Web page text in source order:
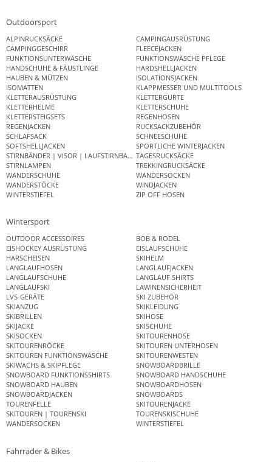
Outdoorsport
ALPINRUCKSÄCKE
CAMPINGAUSRÜSTUNG
CAMPINGGESCHIRR
FLEECEJACKEN
FUNKTIONSUNTERWÄSCHE
FUNKTIONSWÄSCHE PFLEGE
HANDSCHUHE & FÄUSTLINGE
HARDSHELLJACKEN
HAUBEN & MÜTZEN
ISOLATIONSJACKEN
ISOMATTEN
KLAPPMESSER UND MULTITOOLS
KLETTERAUSRÜSTUNG
KLETTERGURTE
KLETTERHELME
KLETTERSCHUHE
KLETTERSTEIGSETS
REGENHOSEN
REGENJACKEN
RUCKSACKZUBEHÖR
SCHLAFSACK
SCHNEESCHUHE
SOFTSHELLJACKEN
SPORTLICHE WINTERJACKEN
STIRNBÄNDER | VISOR | LAUFSTIRNBANDTAGESRUCKSÄCKE
STIRNLAMPEN
TREKKINGRUCKSÄCKE
WANDERSCHUHE
WANDERSOCKEN
WANDERSTÖCKE
WINDJACKEN
WINTERSTIEFEL
ZIP OFF HOSEN
Wintersport
OUTDOOR ACCESSOIRES
BOB & RODEL
EISHOCKEY AUSRÜSTUNG
EISLAUFSCHUHE
HARSCHEISEN
SKIHELM
LANGLAUFHOSEN
LANGLAUFJACKEN
LANGLAUFSCHUHE
LANGLAUF SHIRTS
LANGLAUFSKI
LAWINENSICHERHEIT
LVS-GERÄTE
SKI ZUBEHÖR
SKIANZUG
SKIKLEIDUNG
SKIBRILLEN
SKIHOSE
SKIJACKE
SKISCHUHE
SKISOCKEN
SKITOURENHOSE
SKITOURENRÖCKE
SKITOUREN UNTERHOSEN
SKITOUREN FUNKTIONSWÄSCHE
SKITOURENWESTEN
SKIWACHS & SKIPFLEGE
SNOWBOARDBRILLE
SNOWBOARD FUNKTIONSSHIRTS
SNOWBOARD HANDSCHUHE
SNOWBOARD HAUBEN
SNOWBOARDHOSEN
SNOWBOARDJACKEN
SNOWBOARDS
TOURENFELLE
SKITOURENJACKE
SKITOUREN | TOURENSKI
TOURENSKISCHUHE
WANDERSOCKEN
WINTERSTIEFEL
Fahrräder & Bikes